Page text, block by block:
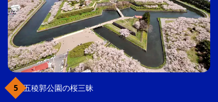
五稜郭公園の桜三昧